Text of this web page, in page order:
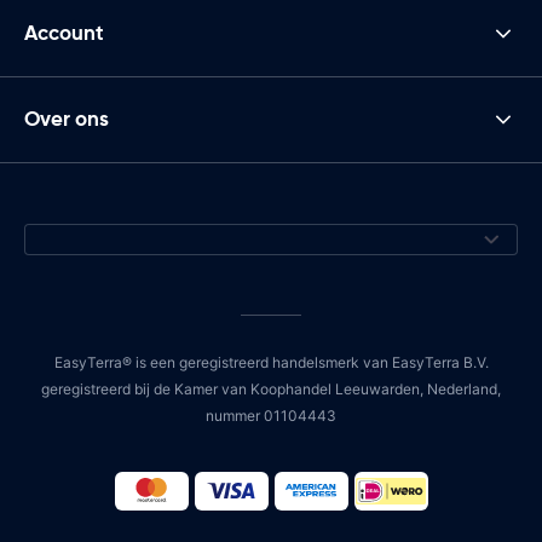
Account
Over ons
EasyTerra® is een geregistreerd handelsmerk van EasyTerra B.V.
geregistreerd bij de Kamer van Koophandel Leeuwarden, Nederland,
nummer 01104443